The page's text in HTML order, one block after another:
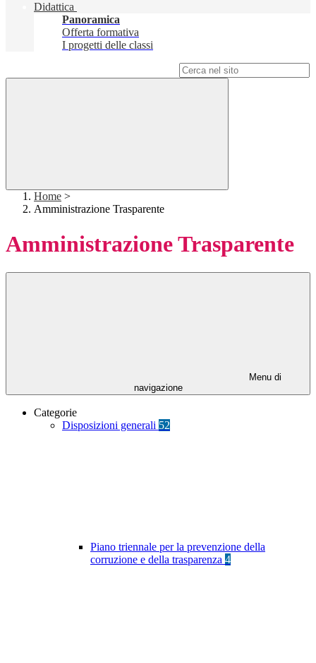
Didattica
Panoramica
Offerta formativa
I progetti delle classi
Home >
Amministrazione Trasparente
Amministrazione Trasparente
Menu di
navigazione
Categorie
Disposizioni generali 52
Piano triennale per la prevenzione della
corruzione e della trasparenza 4